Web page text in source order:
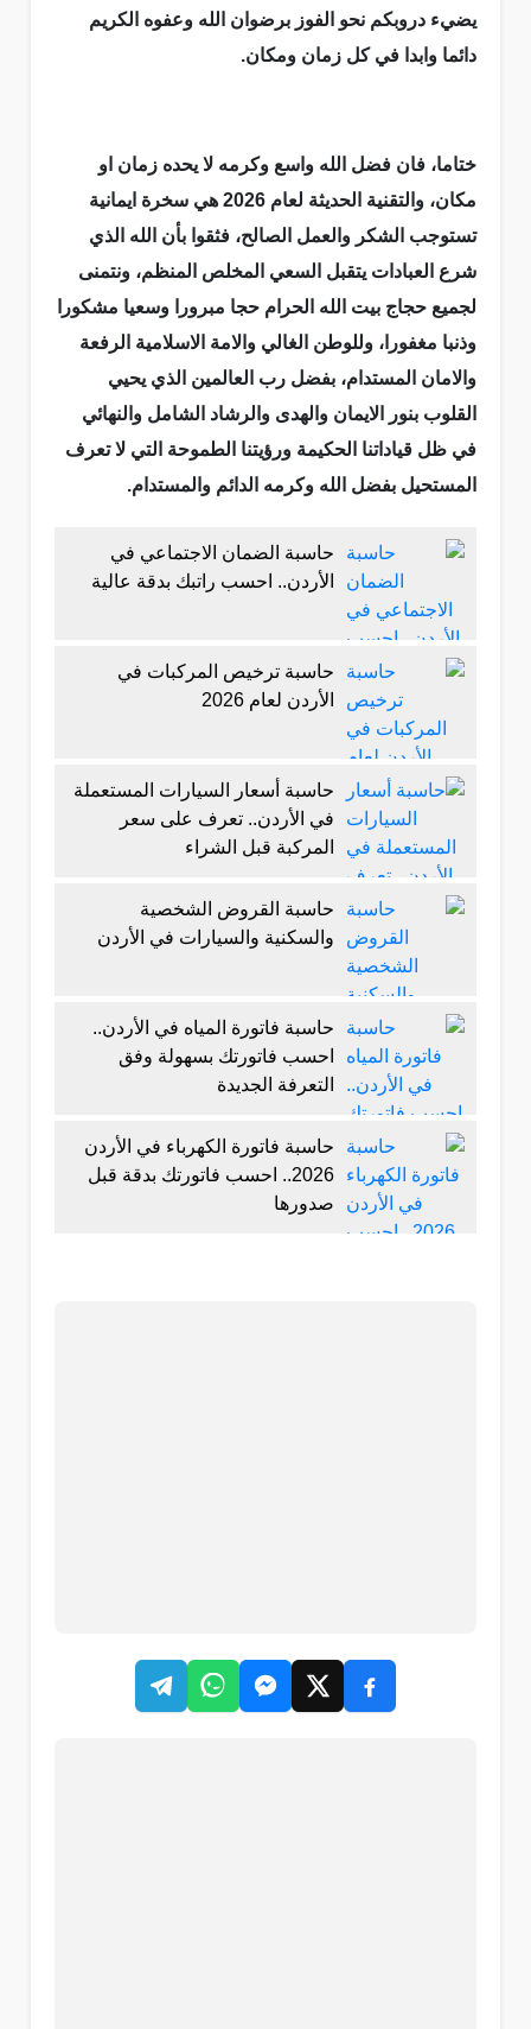
يضيء دروبكم نحو الفوز برضوان الله وعفوه الكريم
دائما وابدا في كل زمان ومكان.
ختاما، فان فضل الله واسع وكرمه لا يحده زمان او
مكان، والتقنية الحديثة لعام 2026 هي سخرة ايمانية
تستوجب الشكر والعمل الصالح، فثقوا بأن الله الذي
شرع العبادات يتقبل السعي المخلص المنظم، ونتمنى
لجميع حجاج بيت الله الحرام حجا مبرورا وسعيا مشكورا
وذنبا مغفورا، وللوطن الغالي والامة الاسلامية الرفعة
والامان المستدام، بفضل رب العالمين الذي يحيي
القلوب بنور الايمان والهدى والرشاد الشامل والنهائي
في ظل قياداتنا الحكيمة ورؤيتنا الطموحة التي لا تعرف
المستحيل بفضل الله وكرمه الدائم والمستدام.
حاسبة الضمان الاجتماعي في
الأردن.. احسب راتبك بدقة عالية
حاسبة ترخيص المركبات في
الأردن لعام 2026
حاسبة أسعار السيارات المستعملة
في الأردن.. تعرف على سعر
المركبة قبل الشراء
حاسبة القروض الشخصية
والسكنية والسيارات في الأردن
حاسبة فاتورة المياه في الأردن..
احسب فاتورتك بسهولة وفق
التعرفة الجديدة
حاسبة فاتورة الكهرباء في الأردن
2026.. احسب فاتورتك بدقة قبل
صدورها